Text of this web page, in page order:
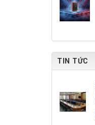
TIN TỨC